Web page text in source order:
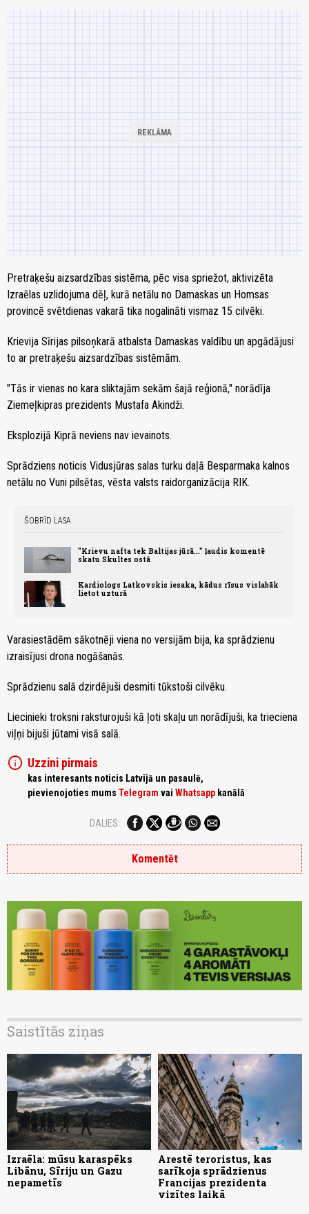
Pretraķešu aizsardzības sistēma, pēc visa spriežot, aktivizēta
Izraēlas uzlidojuma dēļ, kurā netālu no Damaskas un Homsas
provincē svētdienas vakarā tika nogalināti vismaz 15 cilvēki.
Krievija Sīrijas pilsoņkarā atbalsta Damaskas valdību un apgādājusi
to ar pretraķešu aizsardzības sistēmām.
"Tās ir vienas no kara sliktajām sekām šajā reģionā," norādīja
Ziemeļkipras prezidents Mustafa Akindži.
Eksplozijā Kiprā neviens nav ievainots.
Sprādziens noticis Vidusjūras salas turku daļā Besparmaka kalnos
netālu no Vuni pilsētas, vēsta valsts raidorganizācija RIK.
ŠOBRĪD LASA
"Krievu nafta tek Baltijas jūrā..." ļaudis komentē
skatu Skultes ostā
Kardiologs Latkovskis iesaka, kādus rīsus vislabāk
lietot uzturā
Varasiestādēm sākotnēji viena no versijām bija, ka sprādzienu
izraisījusi drona nogāšanās.
Sprādzienu salā dzirdējuši desmiti tūkstoši cilvēku.
Liecinieki troksni raksturojuši kā ļoti skaļu un norādījuši, ka trieciena
viļņi bijuši jūtami visā salā.
info Uzzini pirmais
kas interesants noticis Latvijā un pasaulē,
pievienojoties mums Telegram vai Whatsapp kanālā
DALIES:
Komentēt
Saistītās ziņas
Izraēla: mūsu karaspēks
Libānu, Sīriju un Gazu
nepametīs
Arestē teroristus, kas
sarīkoja sprādzienus
Francijas prezidenta
vizītes laikā